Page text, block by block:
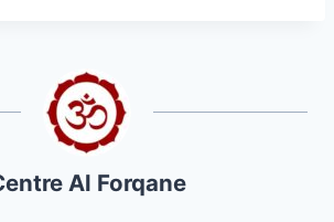
Al Forqane